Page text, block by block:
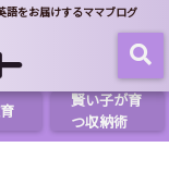
語をお届けするママブログ
賢い子が育
つ収納術